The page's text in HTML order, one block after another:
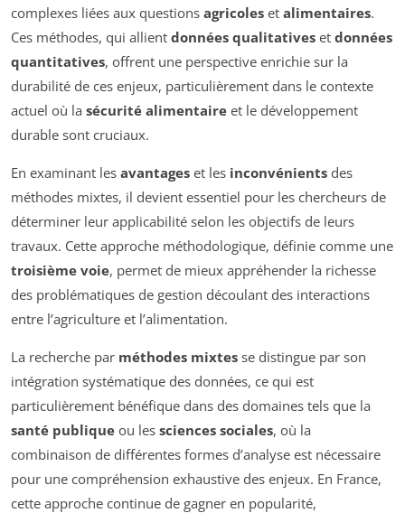
complexes liées aux questions agricoles et alimentaires.
Ces méthodes, qui allient données qualitatives et données
quantitatives, offrent une perspective enrichie sur la
durabilité de ces enjeux, particulièrement dans le contexte
actuel où la sécurité alimentaire et le développement
durable sont cruciaux.
En examinant les avantages et les inconvénients des
méthodes mixtes, il devient essentiel pour les chercheurs de
déterminer leur applicabilité selon les objectifs de leurs
travaux. Cette approche méthodologique, définie comme une
troisième voie, permet de mieux appréhender la richesse
des problématiques de gestion découlant des interactions
entre l’agriculture et l’alimentation.
La recherche par méthodes mixtes se distingue par son
intégration systématique des données, ce qui est
particulièrement bénéfique dans des domaines tels que la
santé publique ou les sciences sociales, où la
combinaison de différentes formes d’analyse est nécessaire
pour une compréhension exhaustive des enjeux. En France,
cette approche continue de gagner en popularité,